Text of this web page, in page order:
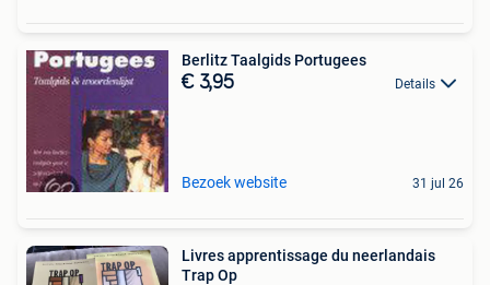
Berlitz Taalgids Portugees
€ 3,95 Details
Bezoek website 31 jul 26
Livres apprentissage du neerlandais
Trap Op